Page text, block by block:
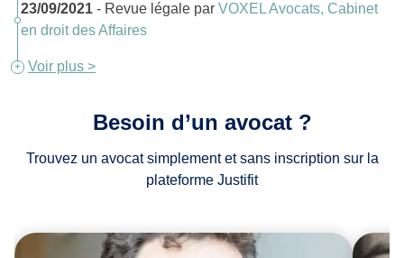
23/09/2021 - Revue légale par VOXEL Avocats, Cabinet
en droit des Affaires
Voir plus >
Besoin d’un avocat ?
Trouvez un avocat simplement et sans inscription sur la
plateforme Justifit